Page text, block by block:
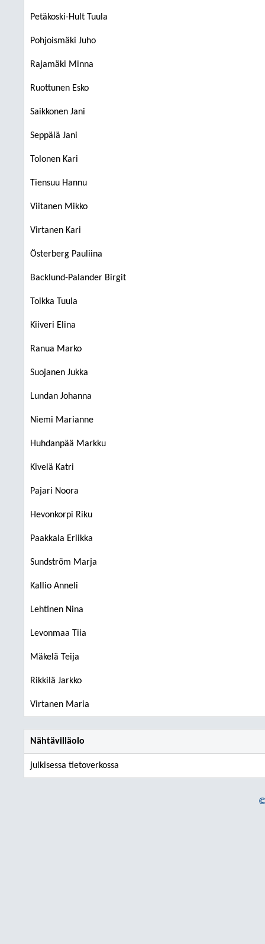
Petäkoski-Hult Tuula
Pohjoismäki Juho
Rajamäki Minna
Ruottunen Esko
Saikkonen Jani
Seppälä Jani
Tolonen Kari
Tiensuu Hannu
Viitanen Mikko
Virtanen Kari
Österberg Pauliina
Backlund-Palander Birgit
Toikka Tuula
Kiiveri Elina
Ranua Marko
Suojanen Jukka
Lundan Johanna
Niemi Marianne
Huhdanpää Markku
Kivelä Katri
Pajari Noora
Hevonkorpi Riku
Paakkala Eriikka
Sundström Marja
Kallio Anneli
Lehtinen Nina
Levonmaa Tiia
Mäkelä Teija
Rikkilä Jarkko
Virtanen Maria
Nähtävilläolo
julkisessa tietoverkossa